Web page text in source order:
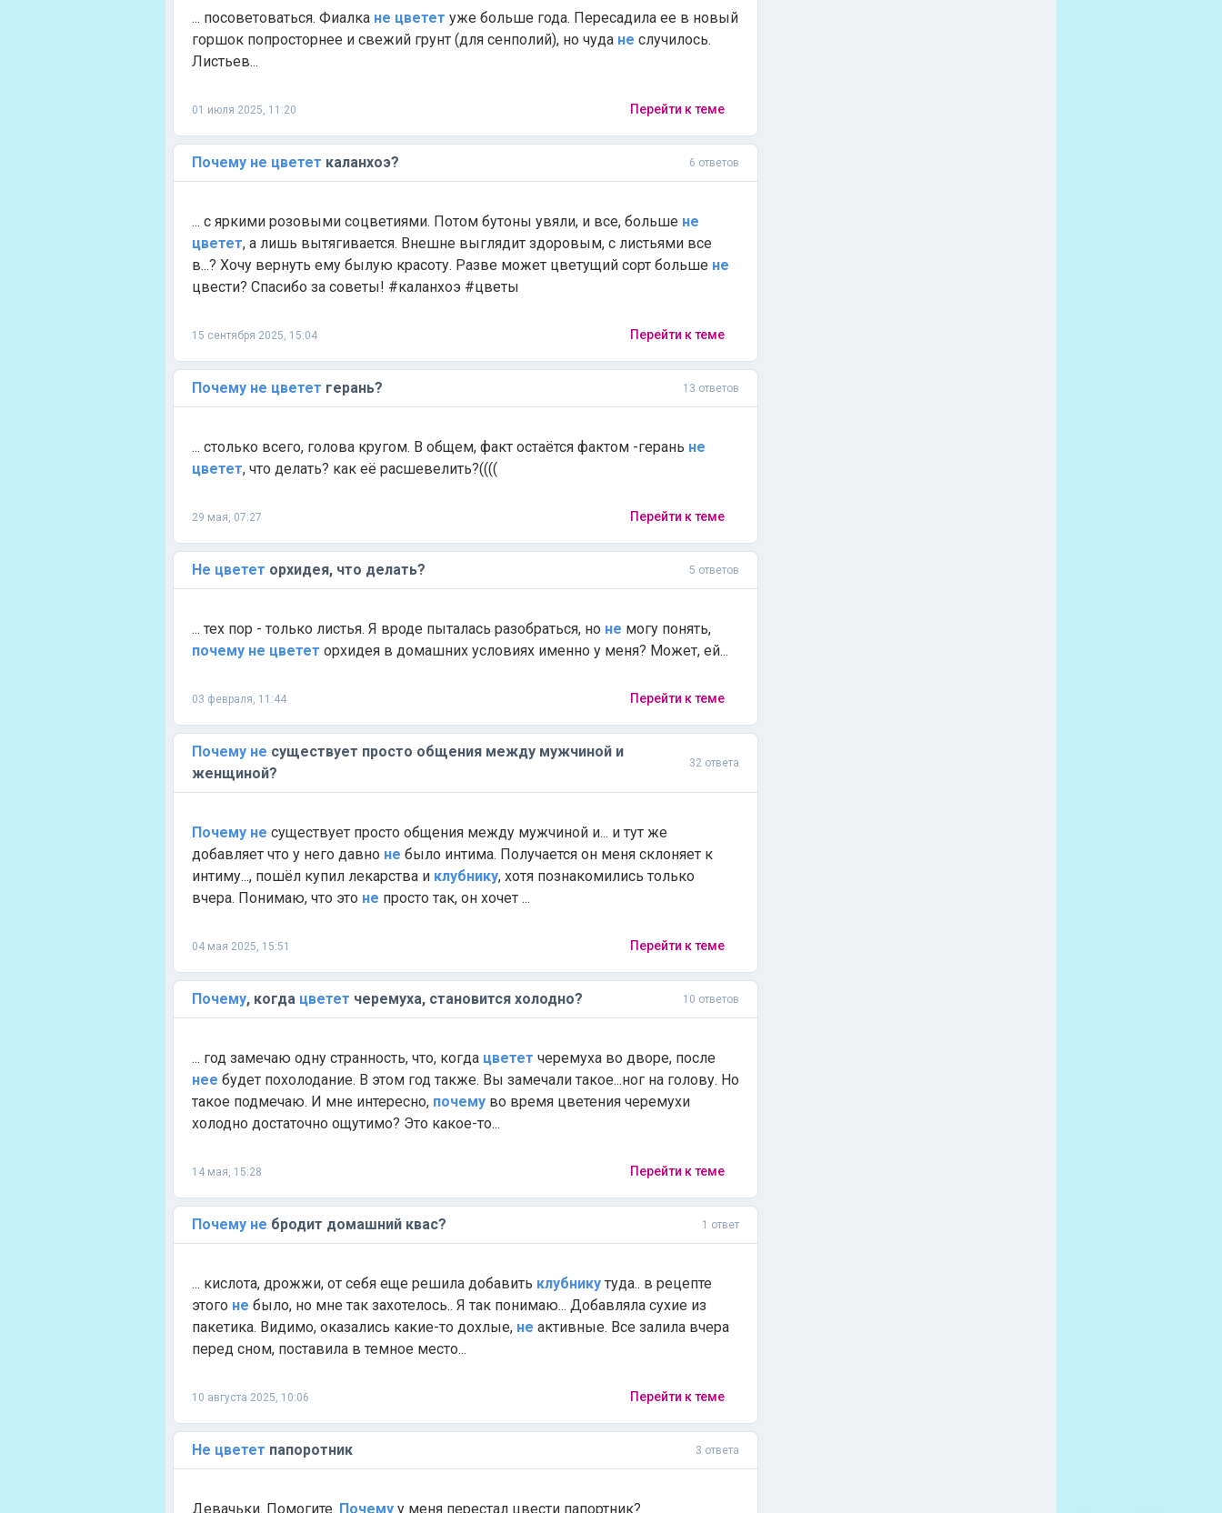
... посоветоваться. Фиалка не цветет уже больше года. Пересадила ее в новый
горшок попросторнее и свежий грунт (для сенполий), но чуда не случилось.
Листьев...
01 июля 2025, 11:20 Перейти к теме
Почему не цветет каланхоэ? 6 ответов
... с яркими розовыми соцветиями. Потом бутоны увяли, и все, больше не
цветет, а лишь вытягивается. Внешне выглядит здоровым, с листьями все
в...? Хочу вернуть ему былую красоту. Разве может цветущий сорт больше не
цвести? Спасибо за советы! #каланхоэ #цветы
15 сентября 2025, 15:04 Перейти к теме
Почему не цветет герань? 13 ответов
... столько всего, голова кругом. В общем, факт остаётся фактом -герань не
цветет, что делать? как её расшевелить?((((
29 мая, 07:27 Перейти к теме
Не цветет орхидея, что делать? 5 ответов
... тех пор - только листья. Я вроде пыталась разобраться, но не могу понять,
почему не цветет орхидея в домашних условиях именно у меня? Может, ей...
03 февраля, 11:44 Перейти к теме
Почему не существует просто общения между мужчиной и
женщиной?
32 ответа
Почему не существует просто общения между мужчиной и... и тут же
добавляет что у него давно не было интима. Получается он меня склоняет к
интиму..., пошёл купил лекарства и клубнику, хотя познакомились только
вчера. Понимаю, что это не просто так, он хочет ...
04 мая 2025, 15:51 Перейти к теме
Почему, когда цветет черемуха, становится холодно? 10 ответов
... год замечаю одну странность, что, когда цветет черемуха во дворе, после
нее будет похолодание. В этом год также. Вы замечали такое...ног на голову. Но
такое подмечаю. И мне интересно, почему во время цветения черемухи
холодно достаточно ощутимо? Это какое-то...
14 мая, 15:28 Перейти к теме
Почему не бродит домашний квас? 1 ответ
... кислота, дрожжи, от себя еще решила добавить клубнику туда.. в рецепте
этого не было, но мне так захотелось.. Я так понимаю... Добавляла сухие из
пакетика. Видимо, оказались какие-то дохлые, не активные. Все залила вчера
перед сном, поставила в темное место...
10 августа 2025, 10:06 Перейти к теме
Не цветет папоротник 3 ответа
Девачьки. Помогите. Почему у меня перестал цвести папортник?